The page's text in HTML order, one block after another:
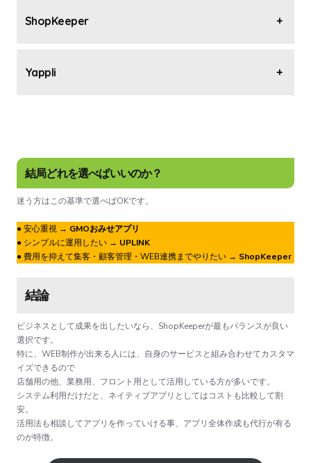
ShopKeeper +
Yappli +
結局どれを選べばいいのか？
迷う方はこの基準で選べばOKです。
● 安心重視 → GMOおみせアプリ
● シンプルに運用したい → UPLINK
● 費用を抑えて集客・顧客管理・WEB連携までやりたい→ ShopKeeper
結論
ビジネスとして成果を出したいなら、ShopKeeperが最もバランスが良い
選択です。
特に、WEB制作が出来る人には、自身のサービスと組み合わせてカスタマ
イズできるので
店舗用の他、業務用、フロント用として活用している方が多いです。
システム利用だけだと、ネイティブアプリとしてはコストも比較して割
安。
活用法も相談してアプリを作っていける事、アプリ全体作成も代行が有る
のが特徴。